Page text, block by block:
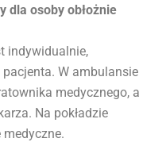
dla osoby obłożnie
indywidualnie,
W ambulansie
medycznego, a
Na pokładzie
medyczne.